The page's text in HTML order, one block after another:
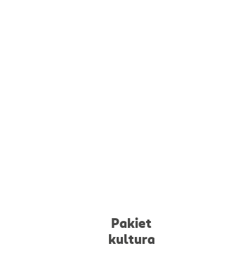
Pakiet
kultura
Tańszy dostęp m.in: do